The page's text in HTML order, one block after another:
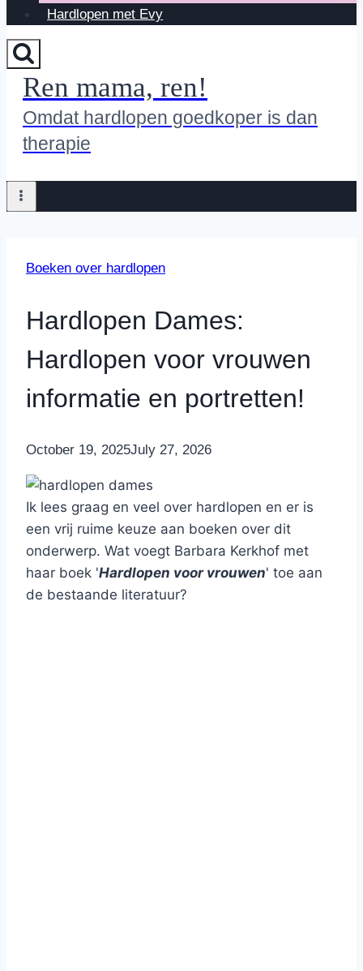
Hardlopen met Evy
Ren mama, ren!
Omdat hardlopen goedkoper is dan
therapie
Boeken over hardlopen
Hardlopen Dames:
Hardlopen voor vrouwen
informatie en portretten!
ByNicole
October 19, 2025July 27, 2026
Ik lees graag en veel over hardlopen en er is
een vrij ruime keuze aan boeken over dit
onderwerp. Wat voegt Barbara Kerkhof met
haar boek 'Hardlopen voor vrouwen' toe aan
de bestaande literatuur?